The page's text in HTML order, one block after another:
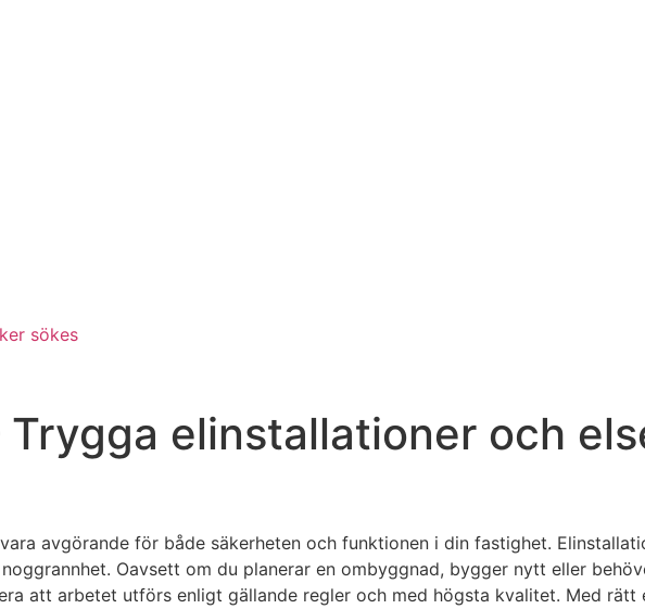
sökes
Trygga elinstallationer och
avgörande för både säkerheten och funktionen i din fastighet.
Oavsett om du planerar en ombyggnad, bygger nytt eller
att arbetet utförs enligt gällande regler och med högsta kvalitet. Med